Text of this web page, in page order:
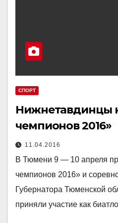
СПОРТ
Нижнетавдинцы
чемпионов 2016»
11.04.2016
В Тюмени 9 — 10 апреля
чемпионов 2016» и
Губернатора Тюменской
приняли участие как